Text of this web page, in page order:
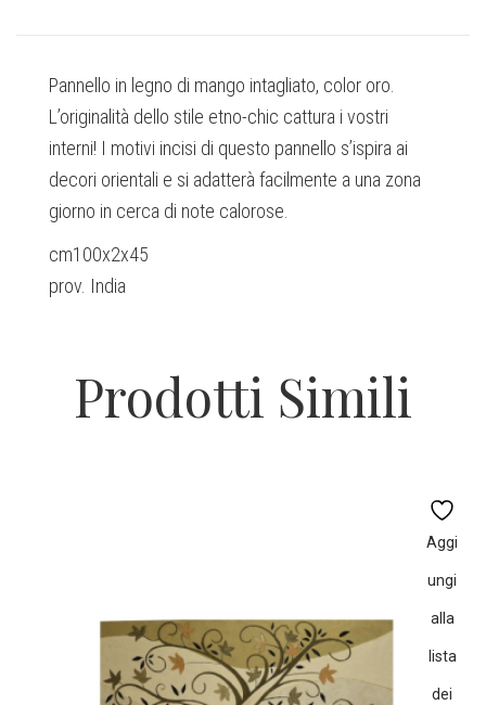
Pannello in legno di mango intagliato, color oro.
L’originalità dello stile etno-chic cattura i vostri
interni! I motivi incisi di questo pannello s’ispira ai
decori orientali e si adatterà facilmente a una zona
giorno in cerca di note calorose.
cm100x2x45
prov. India
Prodotti Simili
Aggi
ungi
alla
lista
dei